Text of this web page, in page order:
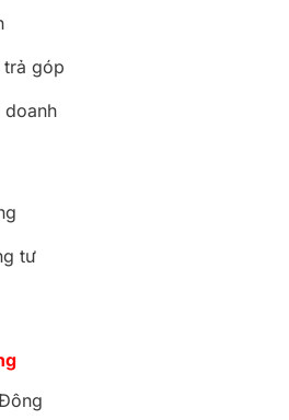
bò ý 8 món gỗ beach
bò ý 8 món gỗ beach
trả góp
doanh
tư